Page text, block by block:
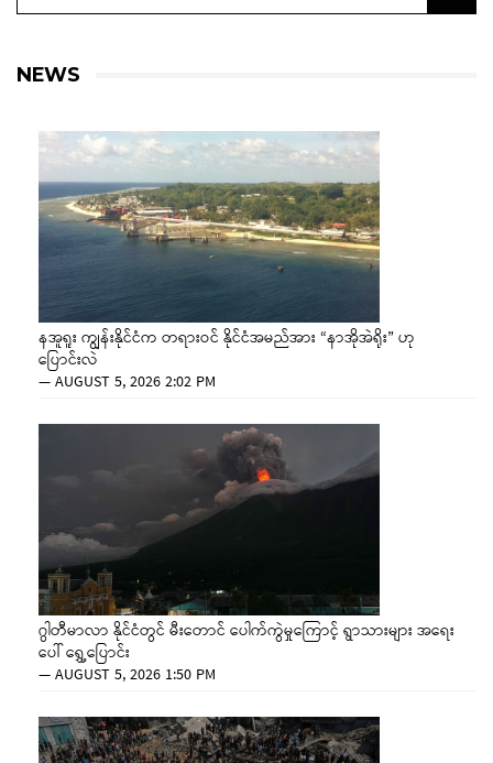
NEWS
နအူရူး ကျွန်းနိုင်ငံက တရားဝင် နိုင်ငံအမည်အား “နာအိုအဲရိုး” ဟု
ပြောင်းလဲ
—AUGUST 5, 2026 2:02 PM
ဂွါတီမာလာ နိုင်ငံတွင် မီးတောင် ပေါက်ကွဲမှုကြောင့် ရွာသားများ အရေး
ပေါ် ရွှေ့ပြောင်း
—AUGUST 5, 2026 1:50 PM